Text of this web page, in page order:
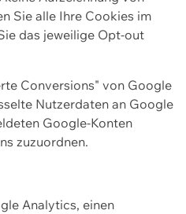
Sie alle Ihre Cookies im
das jeweilige Opt-out
Conversions" von Google
Nutzerdaten an Google
Google-Konten
zuzuordnen.
Analytics, einen